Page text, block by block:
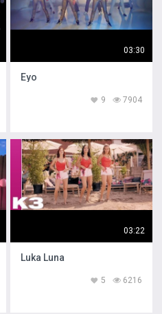
03:30
Eyo
7904
9
03:22
Luka Luna
6216
5